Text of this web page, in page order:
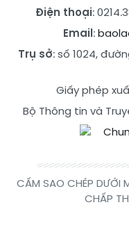
Điện thoại:
Email:
Trụ sở: số 1024,
Giấy phép
Bộ Thông tin và
CẤM SAO CHÉP DƯỚI
CHẤP